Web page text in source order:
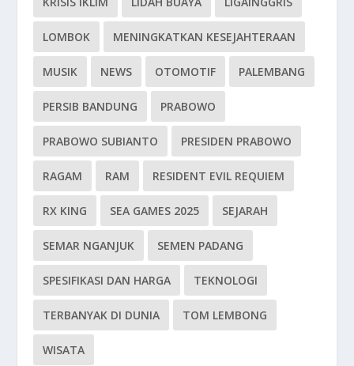
LOMBOK MENINGKATKAN KESEJAHTERAAN
MUSIK NEWS OTOMOTIF PALEMBANG
PERSIB BANDUNG PRABOWO
PRABOWO SUBIANTO PRESIDEN PRABOWO
RAGAM RAM RESIDENT EVIL REQUIEM
RX KING SEA GAMES 2025 SEJARAH
SEMAR NGANJUK SEMEN PADANG
SPESIFIKASI DAN HARGA TEKNOLOGI
TERBANYAK DI DUNIA TOM LEMBONG
WISATA